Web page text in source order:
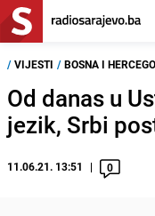
/ VIJESTI / BOSNA I
Od danas u
jezik, Srbi
11.06.21. 13:51 0